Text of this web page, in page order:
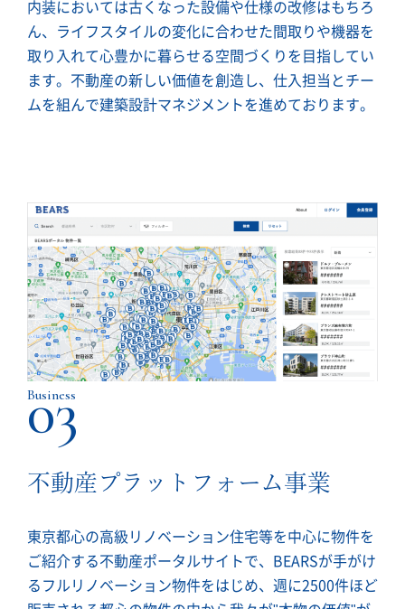
内装においては古くなった設備や仕様の改修はもちろ
ん、ライフスタイルの変化に合わせた間取りや機器を
取り入れて心豊かに暮らせる空間づくりを目指してい
ます。不動産の新しい価値を創造し、仕入担当とチー
ムを組んで建築設計マネジメントを進めております。
Business
03
不動産プラットフォーム事業
東京都心の高級リノベーション住宅等を中心に物件を
ご紹介する不動産ポータルサイトで、BEARSが手がけ
るフルリノベーション物件をはじめ、週に2500件ほど